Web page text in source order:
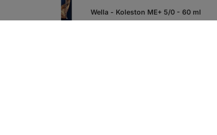
Wella - Koleston ME+ 5/0 - 60 ml